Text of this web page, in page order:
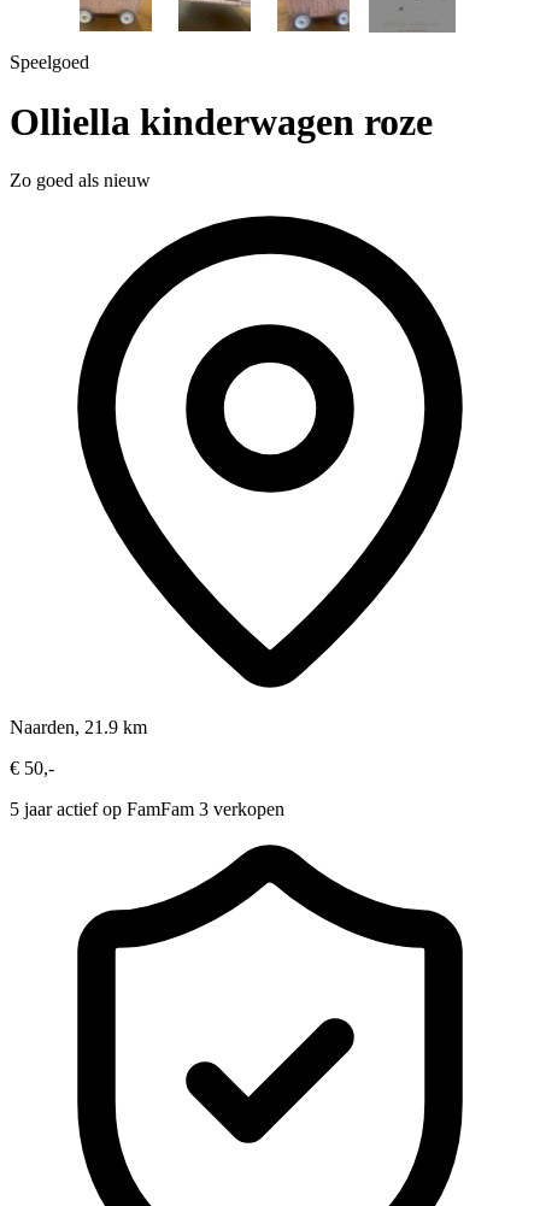
Speelgoed
Olliella kinderwagen roze
Zo goed als nieuw
Naarden, 21.9 km
€ 50,-
5 jaar actief op FamFam 3 verkopen